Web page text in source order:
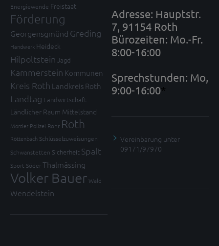
Energiewende Freistaat
Förderung
Georgensgmünd Greding
Handwerk Heideck
Hilpoltstein Jagd
Kammerstein Kommunen
Kreis Roth Landkreis Roth
Landtag Landwirtschaft
Ländlicher Raum Mittelstand
Mortler Polizei Rohr Roth
Röttenbach Schlüsselzuweisungen
Schwanstetten Sicherheit Spalt
Sport SöderThalmässing
Volker BauerWald
Wendelstein
Adresse: Hauptstr.
7, 91154 Roth
Bürozeiten: Mo.-Fr.
8:00-16:00
Sprechstunden: Mo,
9:00-16:00*
Vereinbarung unter
09171/97970